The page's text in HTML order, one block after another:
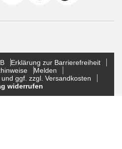
Erklärung zur Barrierefreiheit
Melden
ggf. zzgl. Versandkosten
widerrufen